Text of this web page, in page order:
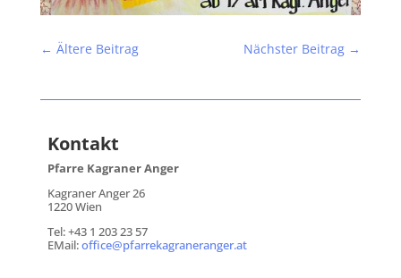
← Ältere Beitrag Nächster Beitrag →
Kontakt
Pfarre Kagraner Anger
Kagraner Anger 26
1220 Wien
Tel: +43 1 203 23 57
EMail:office@pfarrekagraneranger.at